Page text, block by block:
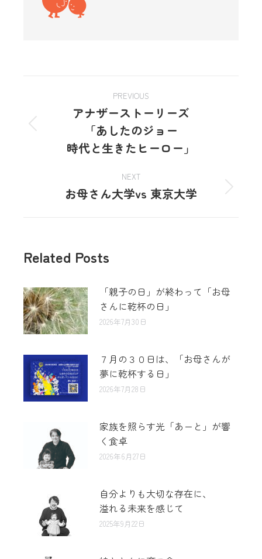
PREVIOUS
アナザーストーリーズ
「あしたのジョー
時代と生きたヒーロー」
NEXT
お母さん大学vs 東京大学
Related Posts
「親子の日」が終わって「お母
さんに乾杯の日」
2026年7月30日
７月の３０日は、「お母さんが
夢に乾杯する日」
2026年7月28日
家族を照らす光「あーと」が響
く食卓
2026年6月27日
自分よりも大切な存在に、
溢れる未来を感じて
2025年9月22日